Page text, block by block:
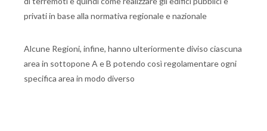
privati in base alla normativa regionale e nazionale
Alcune Regioni, infine, hanno ulteriormente diviso ciascuna
area in sottopone A e B potendo così regolamentare ogni
specifica area in modo diverso